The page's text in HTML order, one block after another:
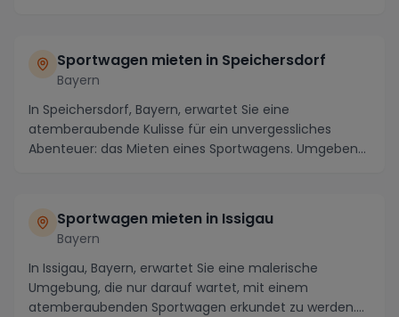
Sportwagen mieten in Speichersdorf
Bayern
In Speichersdorf, Bayern, erwartet Sie eine
atemberaubende Kulisse für ein unvergessliches
Abenteuer: das Mieten eines Sportwagens. Umgeben
Sportwagen mieten in Issigau
Bayern
In Issigau, Bayern, erwartet Sie eine malerische
Umgebung, die nur darauf wartet, mit einem
atemberaubenden Sportwagen erkundet zu werden.